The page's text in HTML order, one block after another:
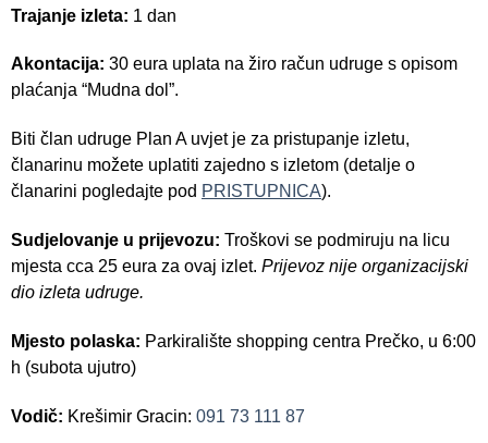
Trajanje izleta: 1 dan
Akontacija: 30 eura uplata na žiro račun udruge s opisom
plaćanja “Mudna dol”.
Biti član udruge Plan A uvjet je za pristupanje izletu,
članarinu možete uplatiti zajedno s izletom (detalje o
članarini pogledajte pod PRISTUPNICA).
Sudjelovanje u prijevozu: Troškovi se podmiruju na licu
mjesta cca 25 eura za ovaj izlet. Prijevoz nije organizacijski
dio izleta udruge.
Mjesto polaska: Parkiralište shopping centra Prečko, u 6:00
h (subota ujutro)
Vodič: Krešimir Gracin: 091 73 111 87